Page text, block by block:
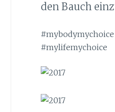
den Bauch
#mybodymychoice
#mylifemychoice